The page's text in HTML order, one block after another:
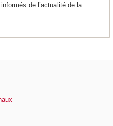
de l’actualité de la